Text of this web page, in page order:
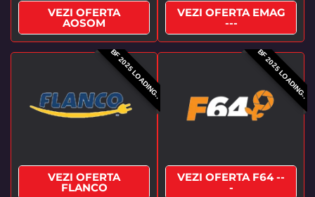
VEZI OFERTA
AOSOM
VEZI OFERTA EMAG
---
BF 2025 LOADING..
VEZI OFERTA
FLANCO
BF 2025 LOADING..
VEZI OFERTA F64 --
-